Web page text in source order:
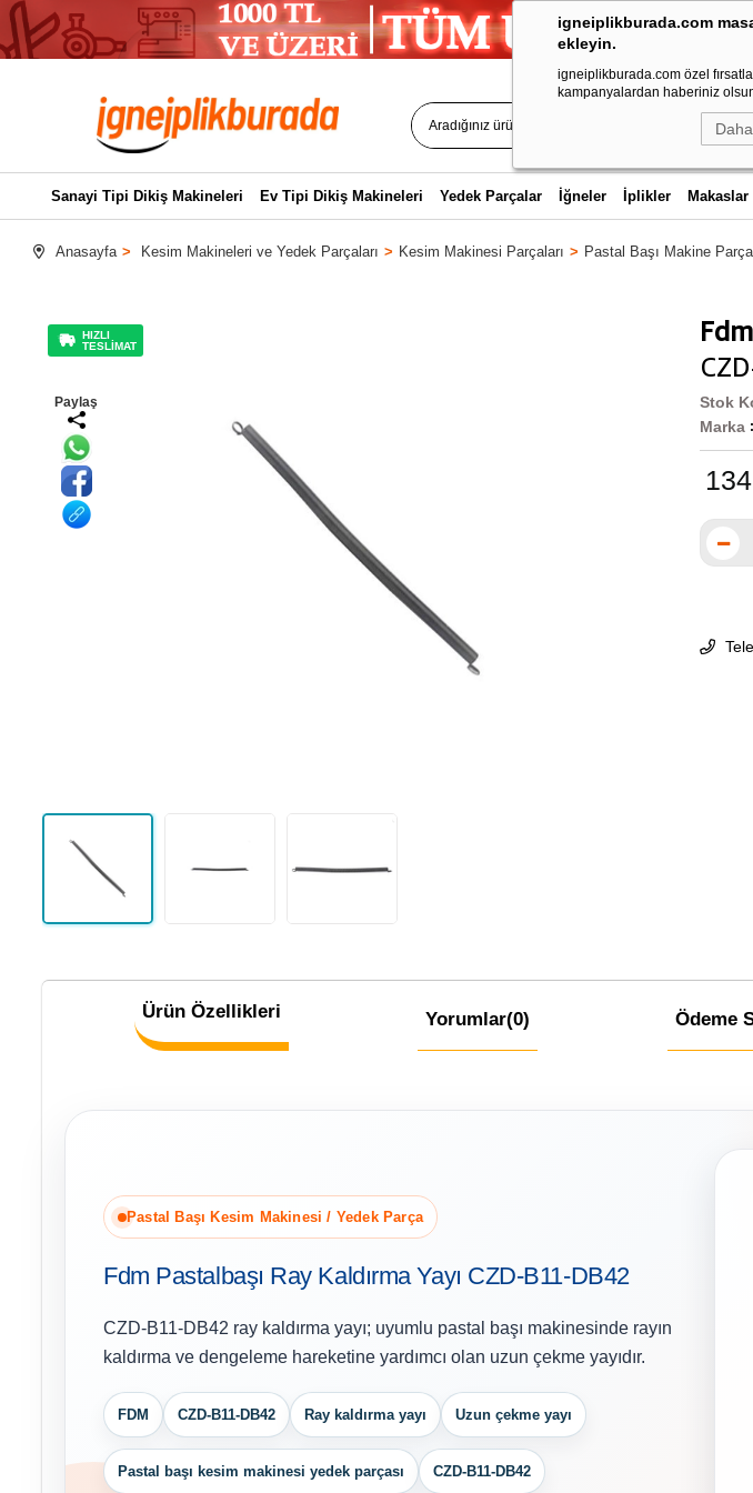
igneiplikburada.com
ekleyin.
igneiplikburada.com özel
kampanyalardan haberiniz
Sanayi Tipi Dikiş Makineleri Ev Tipi Dikiş Makineleri Yedek Parçalar İğneler İplikler Makaslar
Anasayfa Kesim Makineleri ve Yedek Parçaları Kesim Makinesi Parçaları Pastal Başı Makine
HIZLI
TESLİMAT
Paylaş
Fdm
Stok
Marka :
134
Ürün Özellikleri Yorumlar(0) Ödeme
Pastal Başı Kesim Makinesi / Yedek Parça
Fdm Pastalbaşı Ray Kaldırma Yayı CZD-B11-DB42
CZD-B11-DB42 ray kaldırma yayı; uyumlu pastal başı makinesinde rayın
kaldırma ve dengeleme hareketine yardımcı olan uzun çekme yayıdır.
FDM CZD-B11-DB42 Ray kaldırma yayı Uzun çekme yayı
Pastal başı kesim makinesi yedek parçası CZD-B11-DB42